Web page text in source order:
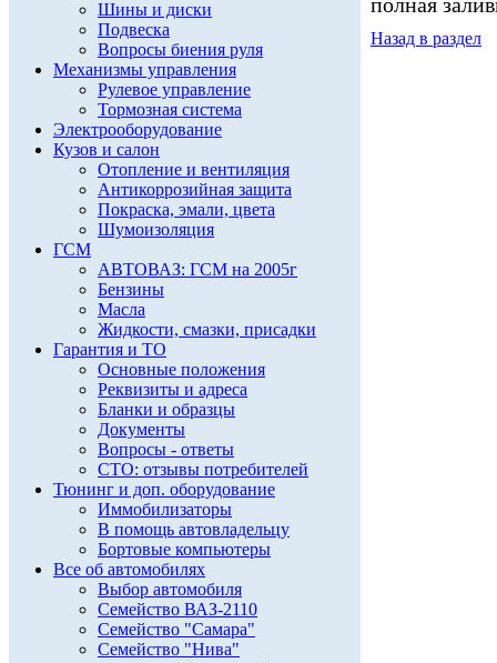
Шины и диски
Подвеска
Вопросы биения руля
Механизмы управления
Рулевое управление
Тормозная система
Электрооборудование
Кузов и салон
Отопление и вентиляция
Антикоррозийная защита
Покраска, эмали, цвета
Шумоизоляция
ГСМ
АВТОВАЗ: ГСМ на 2005г
Бензины
Масла
Жидкости, смазки, присадки
Гарантия и ТО
Основные положения
Реквизиты и адреса
Бланки и образцы
Документы
Вопросы - ответы
СТО: отзывы потребителей
Тюнинг и доп. оборудование
Иммобилизаторы
В помощь автовладельцу
Бортовые компьютеры
Все об автомобилях
Выбор автомобиля
Семейство ВАЗ-2110
Семейство "Самара"
Семейство "Нива"
Назад в раздел